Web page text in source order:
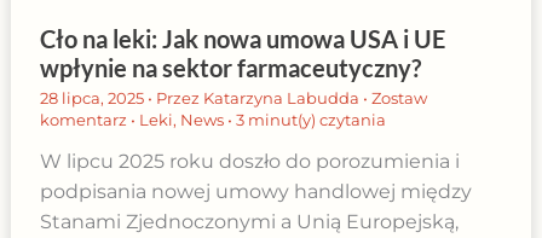
Cło na leki: Jak nowa umowa USA i UE
wpłynie na sektor farmaceutyczny?
28 lipca, 2025 • Przez Katarzyna Labudda • Zostaw
komentarz • Leki, News• 3 minut(y) czytania
W lipcu 2025 roku doszło do porozumienia i
podpisania nowej umowy handlowej między
Stanami Zjednoczonymi a Unią Europejską,